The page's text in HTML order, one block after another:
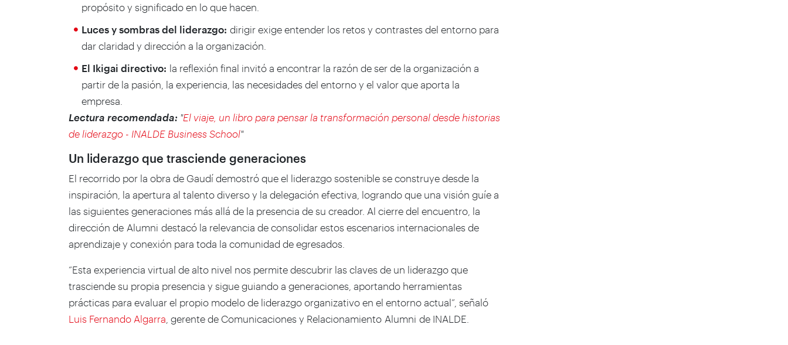
propósito y significado en lo que hacen.
Luces y sombras del liderazgo: dirigir exige entender los retos y contrastes del entorno para
dar claridad y dirección a la organización.
El Ikigai directivo: la reflexión final invitó a encontrar la razón de ser de la organización a
partir de la pasión, la experiencia, las necesidades del entorno y el valor que aporta la
empresa.
Lectura recomendada: "El viaje, un libro para pensar la transformación personal desde historias
de liderazgo - INALDE Business School"
Un liderazgo que trasciende generaciones
El recorrido por la obra de Gaudí demostró que el liderazgo sostenible se construye desde la
inspiración, la apertura al talento diverso y la delegación efectiva, logrando que una visión guíe a
las siguientes generaciones más allá de la presencia de su creador. Al cierre del encuentro, la
dirección de Alumni destacó la relevancia de consolidar estos escenarios internacionales de
aprendizaje y conexión para toda la comunidad de egresados.
“Esta experiencia virtual de alto nivel nos permite descubrir las claves de un liderazgo que
trasciende su propia presencia y sigue guiando a generaciones, aportando herramientas
prácticas para evaluar el propio modelo de liderazgo organizativo en el entorno actual”, señaló
Luis Fernando Algarra , gerente de Comunicaciones y Relacionamiento Alumni de INALDE.